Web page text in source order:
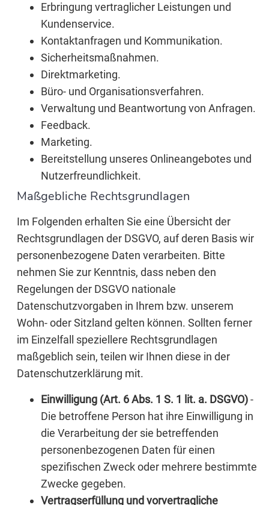
Erbringung vertraglicher Leistungen und
Kundenservice.
Kontaktanfragen und Kommunikation.
Sicherheitsmaßnahmen.
Direktmarketing.
Büro- und Organisationsverfahren.
Verwaltung und Beantwortung von Anfragen.
Feedback.
Marketing.
Bereitstellung unseres Onlineangebotes und
Nutzerfreundlichkeit.
Maßgebliche Rechtsgrundlagen
Im Folgenden erhalten Sie eine Übersicht der
Rechtsgrundlagen der DSGVO, auf deren Basis wir
personenbezogene Daten verarbeiten. Bitte
nehmen Sie zur Kenntnis, dass neben den
Regelungen der DSGVO nationale
Datenschutzvorgaben in Ihrem bzw. unserem
Wohn- oder Sitzland gelten können. Sollten ferner
im Einzelfall speziellere Rechtsgrundlagen
maßgeblich sein, teilen wir Ihnen diese in der
Datenschutzerklärung mit.
Einwilligung (Art. 6 Abs. 1 S. 1 lit. a. DSGVO)-
Die betroffene Person hat ihre Einwilligung in
die Verarbeitung der sie betreffenden
personenbezogenen Daten für einen
spezifischen Zweck oder mehrere bestimmte
Zwecke gegeben.
Vertragserfüllung und vorvertragliche